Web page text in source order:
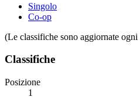
Singolo
Co-op
(Le classifiche sono aggiornate ogni
Classifiche
Posizione
1